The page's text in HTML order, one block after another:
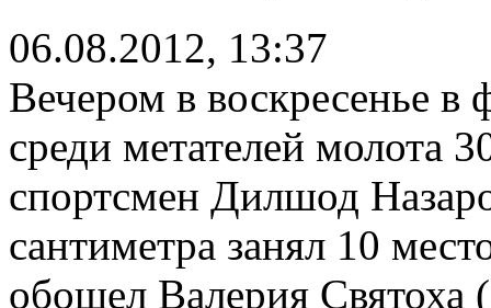
06.08.2012, 13:37
Вечером в воскресенье в
среди метателей молота
спортсмен Дилшод
сантиметра занял 10
обошел Валерия Святоха